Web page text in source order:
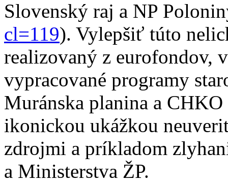
Slovenský raj a NP
cl=119). Vylepšiť túto
realizovaný z eurofondov,
vypracované programy
Muránska planina a
ikonickou ukážkou
zdrojmi a príkladom
a Ministerstva ŽP.